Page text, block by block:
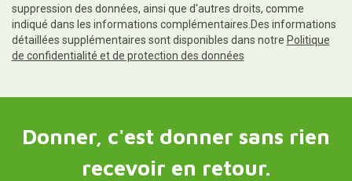
suppression des données, ainsi que d'autres droits, comme
indiqué dans les informations complémentaires.Des informations
détaillées supplémentaires sont disponibles dans notre Politique
de confidentialité et de protection des données
Donner, c'est donner sans rien
recevoir en retour.